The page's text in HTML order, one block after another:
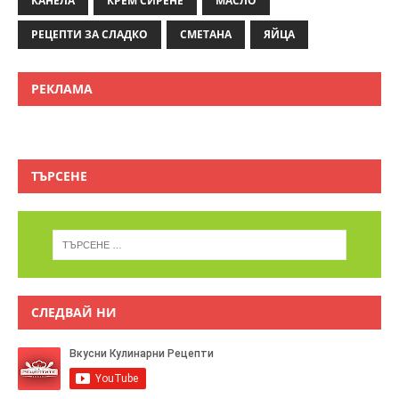
РЕЦЕПТИ ЗА СЛАДКО СМЕТАНА ЯЙЦА
РЕКЛАМА
ТЪРСЕНЕ
СЛЕДВАЙ НИ